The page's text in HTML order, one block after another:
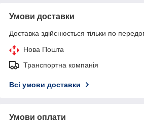
Умови доставки
Доставка здійснюється тільки по
Нова Пошта
Транспортна компанія
Всі умови доставки
Умови оплати